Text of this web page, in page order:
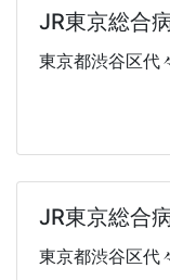
JR東京総合
東京都渋谷区代
JR東京総合
東京都渋谷区代